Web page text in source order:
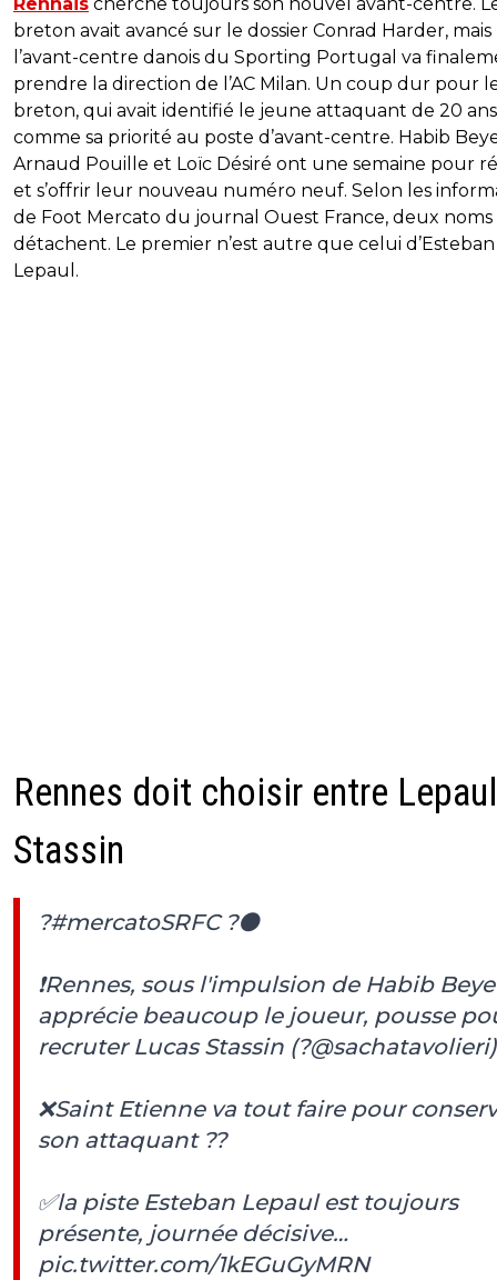
breton avait avancé sur le dossier Conrad Harder, mais
l’avant-centre danois du Sporting Portugal va
prendre la direction de l’AC Milan. Un coup dur pour
breton, qui avait identifié le jeune attaquant de 20 ans
comme sa priorité au poste d’avant-centre. Habib
Arnaud Pouille et Loïc Désiré ont une semaine pour
et s’offrir leur nouveau numéro neuf. Selon les
de Foot Mercato du journal Ouest France, deux noms
détachent. Le premier n’est autre que celui d’Esteban
Lepaul.
Rennes doit choisir entre
Stassin
?#mercatoSRFC?⚫️
❗️Rennes, sous l'impulsion de Habib
apprécie beaucoup le joueur, pousse
recruter Lucas Stassin (?@sachatavolieri)
❌Saint Etienne va tout faire pour
son attaquant ??
✅la piste Esteban Lepaul est toujours
présente, journée décisive…
pic.twitter.com/1kEGuGyMRN